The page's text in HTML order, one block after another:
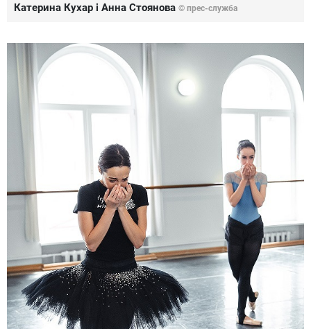
Катерина Кухар і Анна Стоянова © прес-служба